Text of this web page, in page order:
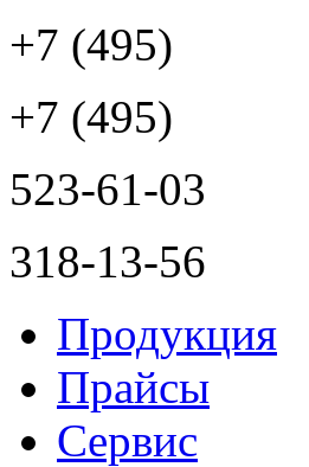
+7 (495)
+7 (495)
523-61-03
318-13-56
Продукция
Прайсы
Сервис